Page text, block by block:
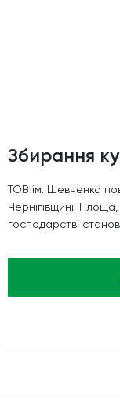
Збирання
ТОВ ім. Шевченка
Чернігівщині.
господарстві